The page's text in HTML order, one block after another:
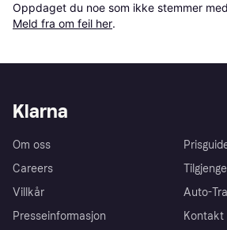
Oppdaget du noe som ikke stemmer
Meld fra om feil her.
Klarna
Om oss
Careers
Villkår
Presseinformasjon
Auto-
Kontakt